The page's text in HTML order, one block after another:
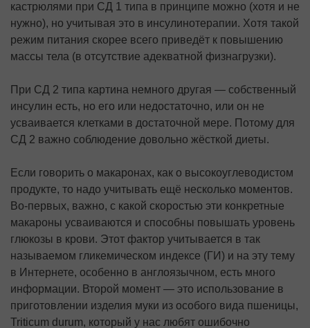
кастрюлями при СД 1 типа в принципе можно (хотя и не
нужно), но учитывая это в инсулинотерапии. Хотя такой
режим питания скорее всего приведёт к повышению
массы тела (в отсутствие адекватной физнагрузки).
При СД 2 типа картина немного другая — собственный
инсулин есть, но его или недостаточно, или он не
усваивается клетками в достаточной мере. Потому для
СД 2 важно соблюдение довольно жёсткой диеты.
Если говорить о макаронах, как о высокоуглеводистом
продукте, то надо учитывать ещё несколько моментов.
Во-первых, важно, с какой скоростью эти конкретные
макароны усваиваются и способны повышать уровень
глюкозы в крови. Этот фактор учитывается в так
называемом гликемическом индексе (ГИ) и на эту тему
в Интернете, особенно в англоязычном, есть много
информации. Второй момент — это использование в
приготовлении изделия муки из особого вида пшеницы,
Triticum durum, который у нас любят ошибочно